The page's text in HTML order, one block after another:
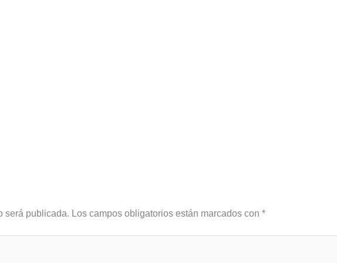
será publicada. Los campos obligatorios están marcados con *